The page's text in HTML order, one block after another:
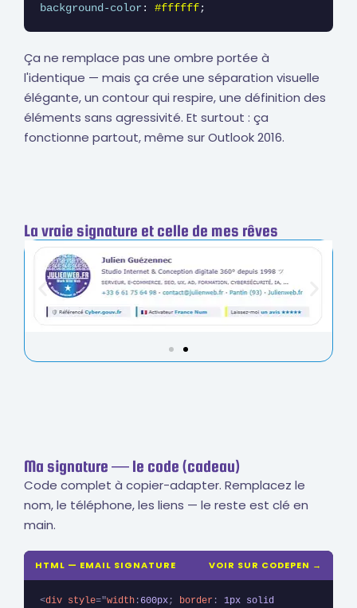
background-color : #ffffff;
Ça ne remplace pas une ombre portée à
l'identique — mais ça crée une séparation visuelle
élégante, un contour qui respire, une définition des
éléments sans agressivité. Et surtout : ça
fonctionne partout, même sur Outlook 2016.
La vraie signature et celle de mes rêves
Ma signature — le code (cadeau)
Code complet à copier-adapter. Remplacez le
nom, le téléphone, les liens — le reste est clé en
main.
HTML — EMAIL SIGNATURE VOIR SUR CODEPEN →
<div style="width : 600px; border :